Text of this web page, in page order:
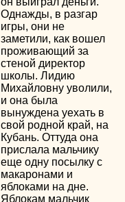
Однажды, в разгар
игры, они не
заметили, как вошел
проживающий за
стеной директор
школы. Лидию
Михайловну уволили,
и она была
вынуждена уехать в
свой родной край, на
Кубань. Оттуда она
прислала мальчику
еще одну посылку с
макаронами и
яблоками на дне.
Яблокам мальчик